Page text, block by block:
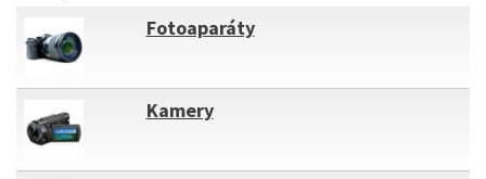
Fotoaparáty
Kamery